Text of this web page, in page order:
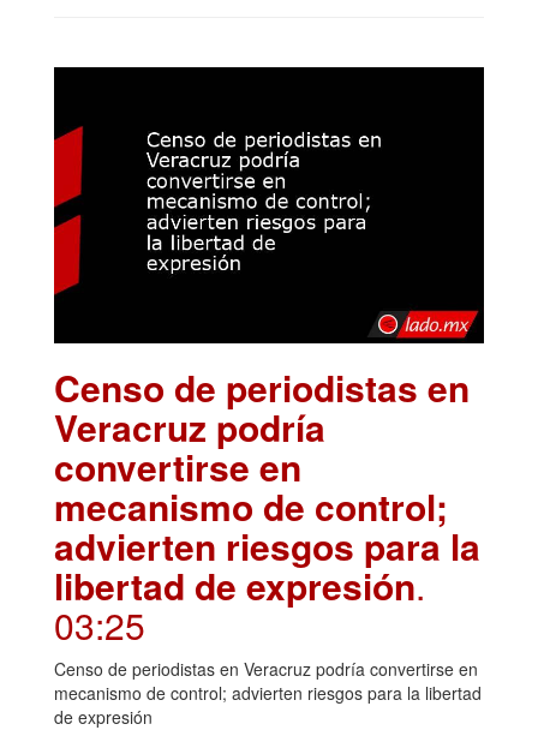
Censo de periodistas en
Veracruz podría
convertirse en
mecanismo de control;
advierten riesgos para la
libertad de expresión.
03:25
Censo de periodistas en Veracruz podría convertirse en
mecanismo de control; advierten riesgos para la libertad
de expresión